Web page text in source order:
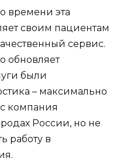
времени эта
своим пациентам
сервис.
обновляет
были
– максимально
компания
России, но не
работу в